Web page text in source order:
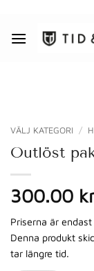
content
VÄLJ KATEGORI /
Outlöst
300.00
Priserna är
Denna produkt
tar längre tid.